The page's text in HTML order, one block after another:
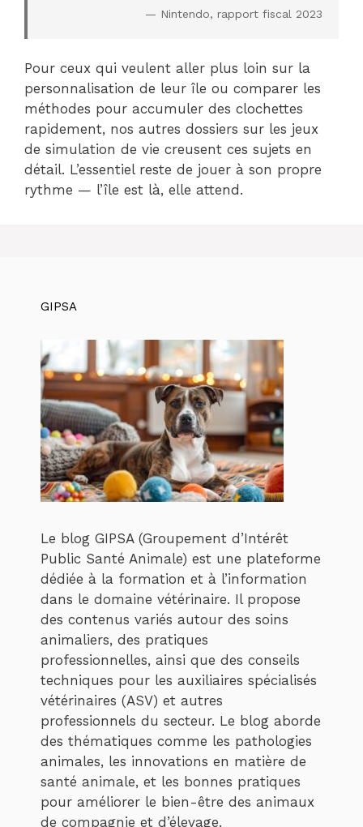
— Nintendo, rapport fiscal 2023
Pour ceux qui veulent aller plus loin sur la
personnalisation de leur île ou comparer les
méthodes pour accumuler des clochettes
rapidement, nos autres dossiers sur les jeux
de simulation de vie creusent ces sujets en
détail. L’essentiel reste de jouer à son propre
rythme — l’île est là, elle attend.
GIPSA
Le blog GIPSA (Groupement d’Intérêt
Public Santé Animale) est une plateforme
dédiée à la formation et à l’information
dans le domaine vétérinaire. Il propose
des contenus variés autour des soins
animaliers, des pratiques
professionnelles, ainsi que des conseils
techniques pour les auxiliaires spécialisés
vétérinaires (ASV) et autres
professionnels du secteur. Le blog aborde
des thématiques comme les pathologies
animales, les innovations en matière de
santé animale, et les bonnes pratiques
pour améliorer le bien-être des animaux
de compagnie et d’élevage.